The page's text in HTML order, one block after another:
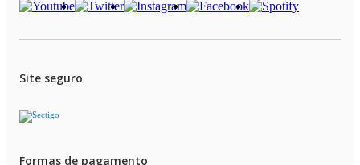
Site seguro
Formas de pagamento